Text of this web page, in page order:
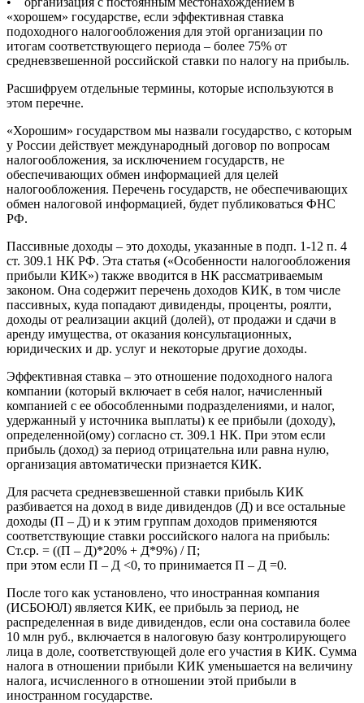
«хорошем» государстве, если эффективная ставка
подоходного налогообложения для этой организации по
итогам соответствующего периода – более 75% от
средневзвешенной российской ставки по налогу на прибыль.
Расшифруем отдельные термины, которые используются в
этом перечне.
«Хорошим» государством мы назвали государство, с которым
у России действует международный договор по вопросам
налогообложения, за исключением государств, не
обеспечивающих обмен информацией для целей
налогообложения. Перечень государств, не обеспечивающих
обмен налоговой информацией, будет публиковаться ФНС
РФ.
Пассивные доходы – это доходы, указанные в подп. 1-12 п. 4
ст. 309.1 НК РФ. Эта статья («Особенности налогообложения
прибыли КИК») также вводится в НК рассматриваемым
законом. Она содержит перечень доходов КИК, в том числе
пассивных, куда попадают дивиденды, проценты, роялти,
доходы от реализации акций (долей), от продажи и сдачи в
аренду имущества, от оказания консультационных,
юридических и др. услуг и некоторые другие доходы.
Эффективная ставка – это отношение подоходного налога
компании (который включает в себя налог, начисленный
компанией с ее обособленными подразделениями, и налог,
удержанный у источника выплаты) к ее прибыли (доходу),
определенной(ому) согласно ст. 309.1 НК. При этом если
прибыль (доход) за период отрицательна или равна нулю,
организация автоматически признается КИК.
Для расчета средневзвешенной ставки прибыль КИК
разбивается на доход в виде дивидендов (Д) и все остальные
доходы (П – Д) и к этим группам доходов применяются
соответствующие ставки российского налога на прибыль:
Ст.ср. = ((П – Д)*20% + Д*9%) / П;
при этом если П – Д <0, то принимается П – Д =0.
После того как установлено, что иностранная компания
(ИСБОЮЛ) является КИК, ее прибыль за период, не
распределенная в виде дивидендов, если она составила более
10 млн руб., включается в налоговую базу контролирующего
лица в доле, соответствующей доле его участия в КИК. Сумма
налога в отношении прибыли КИК уменьшается на величину
налога, исчисленного в отношении этой прибыли в
иностранном государстве.